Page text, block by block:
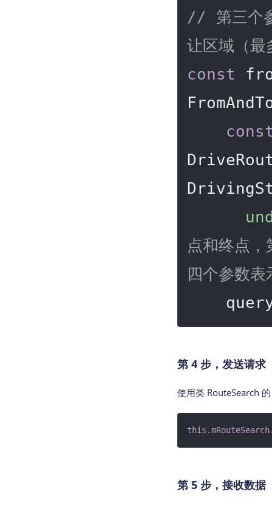
// 第三个
让区域（最
const
点和终点
四个参数
第 4 步，发送请求
使用类 RouteSearch
this .mRouteSearch
第 5 步，接收数据